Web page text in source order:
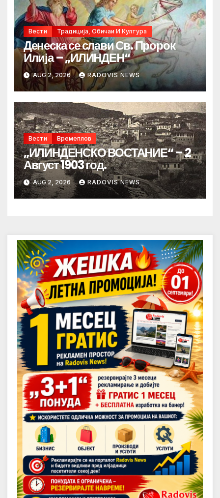
Вести Традиција, Обичаи И Култура
Денеска се слави Св. Пророк
Илија – „ИЛИНДЕН“
AUG 2, 2026 RADOVIS NEWS
Вести Времеплов
„ИЛИНДЕНСКО ВОСТАНИЕ“ – 2
Август 1903 год.
AUG 2, 2026 RADOVIS NEWS